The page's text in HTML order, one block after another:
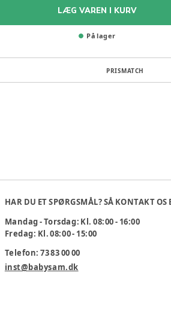
LÆG VAREN I KURV
På lager
PRISMATCH
HAR DU ET SPØRGSMÅL? SÅ KONTAKT OS
Mandag - Torsdag: Kl. 08:00 - 16:00
Fredag: Kl. 08:00 - 15:00
Telefon: 73 83 00 00
inst@babysam.dk